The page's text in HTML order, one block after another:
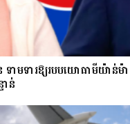
ទាមទារឱ្យ​របបយោធាមីយ៉ា
ន់